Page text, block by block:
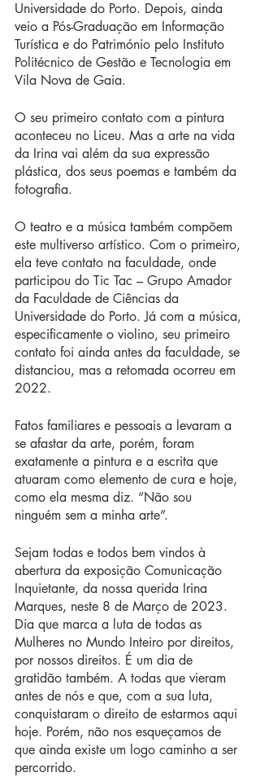
Universidade do Porto. Depois, ainda
veio a Pós-Graduação em Informação
Turística e do Património pelo Instituto
Politécnico de Gestão e Tecnologia em
Vila Nova de Gaia.
O seu primeiro contato com a pintura
aconteceu no Liceu. Mas a arte na vida
da Irina vai além da sua expressão
plástica, dos seus poemas e também da
fotografia.
O teatro e a música também compõem
este multiverso artístico. Com o primeiro,
ela teve contato na faculdade, onde
participou do Tic Tac – Grupo Amador
da Faculdade de Ciências da
Universidade do Porto. Já com a música,
especificamente o violino, seu primeiro
contato foi ainda antes da faculdade, se
distanciou, mas a retomada ocorreu em
2022.
Fatos familiares e pessoais a levaram a
se afastar da arte, porém, foram
exatamente a pintura e a escrita que
atuaram como elemento de cura e hoje,
como ela mesma diz. “Não sou
ninguém sem a minha arte”.
Sejam todas e todos bem vindos à
abertura da exposição Comunicação
Inquietante, da nossa querida Irina
Marques, neste 8 de Março de 2023.
Dia que marca a luta de todas as
Mulheres no Mundo Inteiro por direitos,
por nossos direitos. É um dia de
gratidão também. A todas que vieram
antes de nós e que, com a sua luta,
conquistaram o direito de estarmos aqui
hoje. Porém, não nos esqueçamos de
que ainda existe um logo caminho a ser
percorrido.